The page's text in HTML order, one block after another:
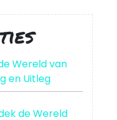
Wereld van
en Uitleg
de Wereld